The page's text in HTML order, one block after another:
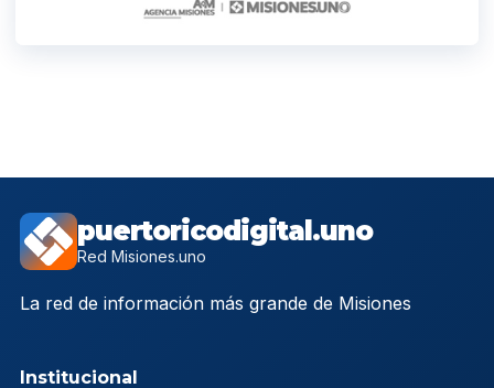
puertoricodigital.uno
Red Misiones.uno
La red de información más grande de Misiones
Institucional